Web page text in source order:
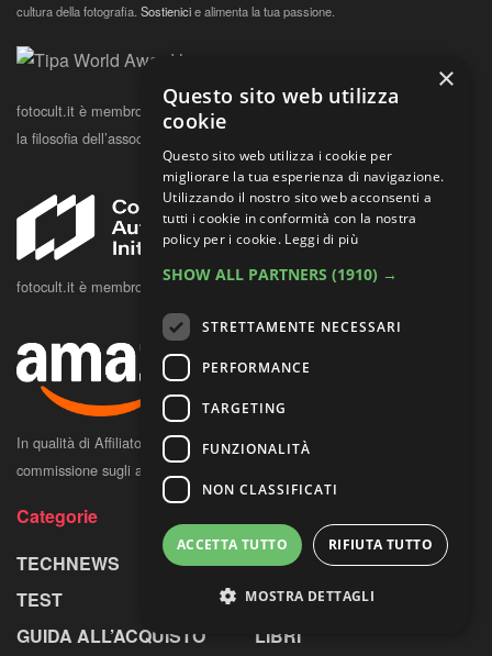
cultura della fotografia. Sostienicie alimenta la tua passione.
fotocult.it è membro TIPA dal 2017.Clicca quiper conoscere la storia e
la filosofia dell’associazione.
fotocult.it è membro della Content Authenticity Initiative
In qualità di Affiliato Amazon, FOTO Cult potrebbe ricevere una
commissione sugli acquisti idonei.
Categorie
TECHNEWS
TEST
GUIDA ALL’ACQUISTO
MOSTRE
CONCORSI
LIBRI
×
Questo sito web utilizza
cookie
Questo sito web utilizza i cookie per
migliorare la tua esperienza di navigazione.
Utilizzando il nostro sito web acconsenti a
tutti i cookie in conformità con la nostra
policy per i cookie. Leggi di più
SHOW ALL PARTNERS (1910) →
STRETTAMENTE NECESSARI
PERFORMANCE
TARGETING
FUNZIONALITÀ
NON CLASSIFICATI
ACCETTA TUTTO RIFIUTA TUTTO
MOSTRA DETTAGLI